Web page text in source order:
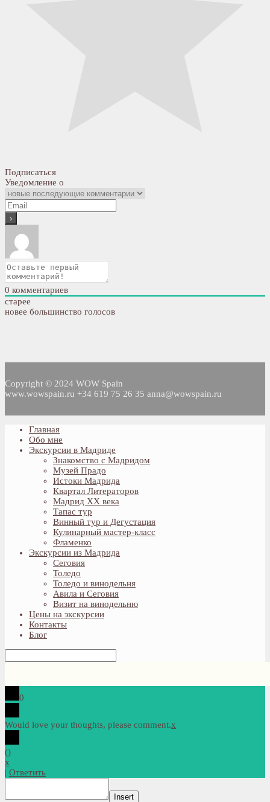
Подписаться
Уведомление о
0 комментариев
старее
новее большинство голосов
Copyright © 2024 WOW Spain
www.wowspain.ru +34 619 75 26 35 anna@wowspain.ru
Главная
Обо мне
Экскурсии в Мадриде
Знакомство с Мадридом
Музей Прадо
Истоки Мадрида
Квартал Литераторов
Мадрид XX века
Тапас тур
Винный тур и Дегустация
Кулинарный мастер-класс
Фламенко
Экскурсии из Мадрида
Сеговия
Толедо
Толедо и винодельня
Авила и Сеговия
Визит на винодельню
Цены на экскурсии
Контакты
Блог
0
Would love your thoughts, please comment.x
()
x
| Ответить
Insert